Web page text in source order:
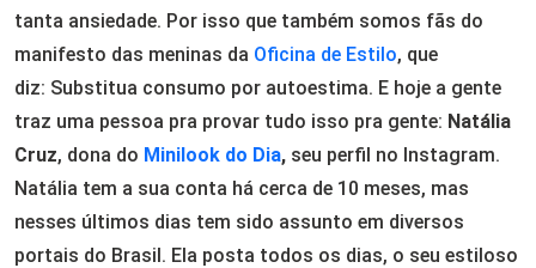
tanta ansiedade. Por isso que também somos fãs do
manifesto das meninas da Oficina de Estilo, que
diz: Substitua consumo por autoestima. E hoje a gente
traz uma pessoa pra provar tudo isso pra gente: Natália
Cruz, dona do Minilook do Dia, seu perfil no Instagram.
Natália tem a sua conta há cerca de 10 meses, mas
nesses últimos dias tem sido assunto em diversos
portais do Brasil. Ela posta todos os dias, o seu estiloso